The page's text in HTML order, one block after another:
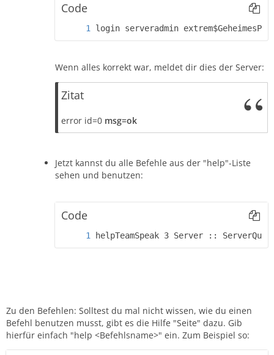
Code
login serveradmin
Wenn alles korrekt war, meldet dir dies der Server:
Zitat
error id=0 msg=ok
Jetzt kannst du alle Befehle aus der "help"-Liste
sehen und benutzen:
Code
helpTeamSpeak 3 Server ::
Zu den Befehlen: Solltest du mal nicht wissen, wie du einen
Befehl benutzen musst, gibt es die Hilfe "Seite" dazu. Gib
hierfür einfach "help <Befehlsname>" ein. Zum Beispiel so: